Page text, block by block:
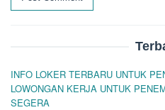
INFO LOKER TERBARU UNTUK
LOWONGAN KERJA UNTUK
SEGERA